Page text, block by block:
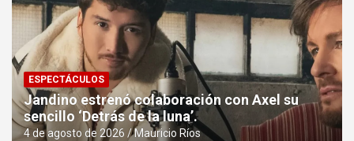
ESPECTÁCULOS
Jandino estrenó colaboración con Axel su
sencillo ‘Detrás de la luna’.
4 de agosto de 2026 Mauricio Ríos